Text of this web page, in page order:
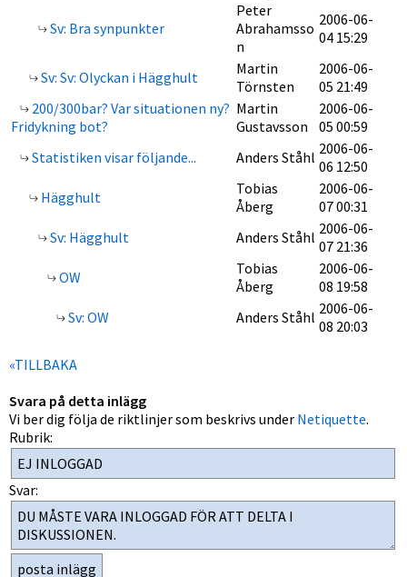
Sv: Bra synpunkter
Peter
Abrahamsso
n
2006-06-
04 15:29
Sv: Sv: Olyckan i Hägghult
Martin
Törnsten
2006-06-
05 21:49
200/300bar? Var situationen ny?
Fridykning bot?
Martin
Gustavsson
2006-06-
05 00:59
Statistiken visar följande...
Anders Ståhl 2006-06-
06 12:50
Hägghult
Tobias
Åberg
2006-06-
07 00:31
Sv: Hägghult
Anders Ståhl 2006-06-
07 21:36
OW
Tobias
Åberg
2006-06-
08 19:58
Sv: OW
Anders Ståhl 2006-06-
08 20:03
«TILLBAKA
Svara på detta inlägg
Vi ber dig följa de riktlinjer som beskrivs under Netiquette.
Rubrik:
Svar: